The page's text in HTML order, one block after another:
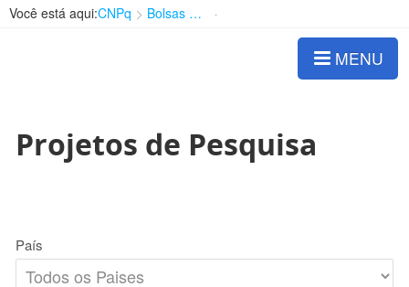
Você está aqui:CNPq Bolsas e Auxílios Vigentes
MENU
Projetos de Pesquisa
País